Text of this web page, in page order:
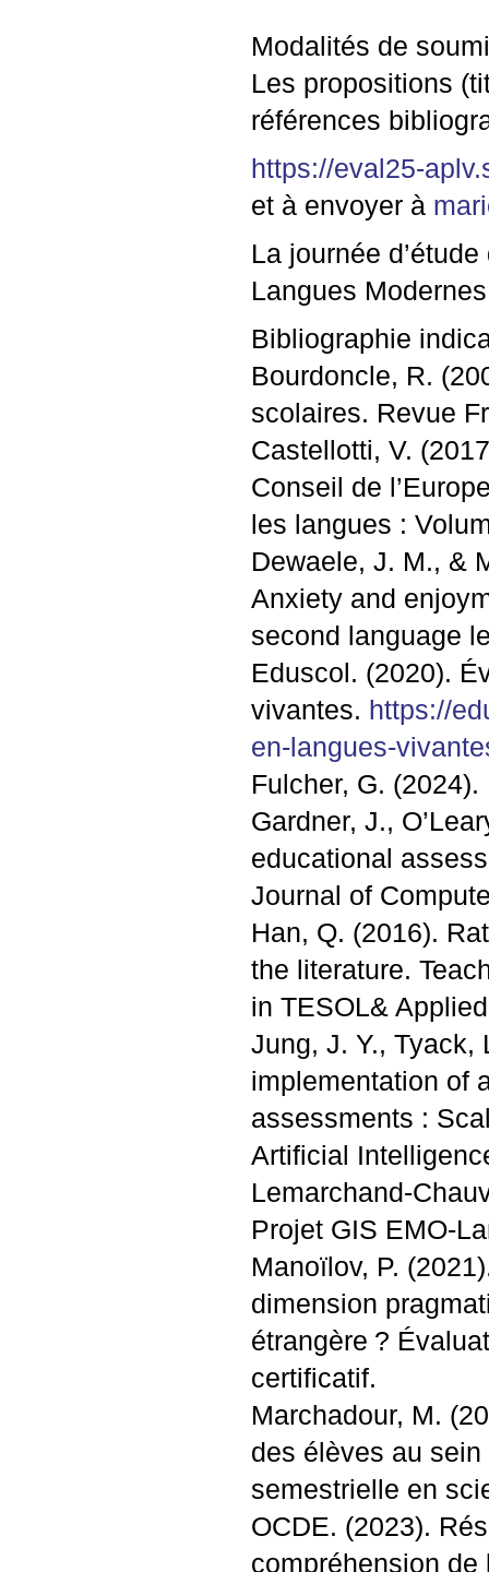
Modalités de
Les propositions
références
https://eval25-
et à envoyer à
La journée
Langues Modernes
Bibliographie
Bourdoncle, R.
scolaires. Revue
Castellotti, V.
Conseil de
les langues :
Dewaele, J. M., &
Anxiety and
second language
Eduscol. (2020).
vivantes. https://
en-langues-
Fulcher, G.
Gardner, J.,
educational
Journal of
Han, Q. (2016).
the literature.
in TESOL&
Jung, J. Y., Tyack,
implementation of
assessments :
Artificial
Lemarchand-
Projet GIS EMO-
Manoïlov, P.
dimension
étrangère ?
certificatif.
Marchadour, M.
des élèves au
semestrielle en
OCDE. (2023).
compréhension de